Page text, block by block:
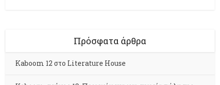
Πρόσφατα άρθρα
Kaboom 12 στο Literature House